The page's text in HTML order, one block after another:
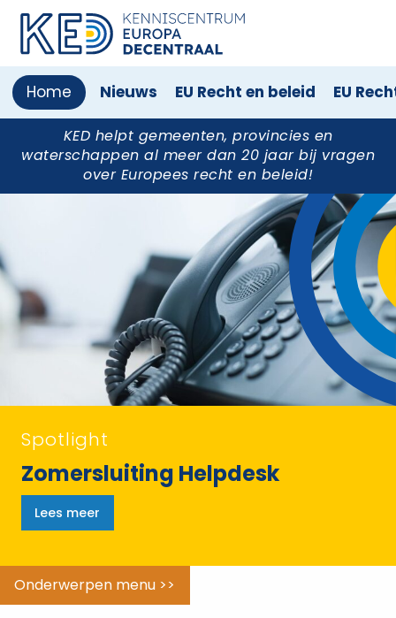
Home Nieuws EU Recht en beleid EU
KED helpt gemeenten, provincies en
waterschappen al meer dan 20 jaarbij vragen
over Europees recht en beleid!
Spotlight
Zomersluiting Helpdesk
Lees meer
Onderwerpen
Aanbesteden
Digitale
Overheid
Europese
Unie
Klimaat
en
Milieu
Mededinging
Mobiliteit
Staatssteun
Vrij
verkeer
Onderwerpen menu >>